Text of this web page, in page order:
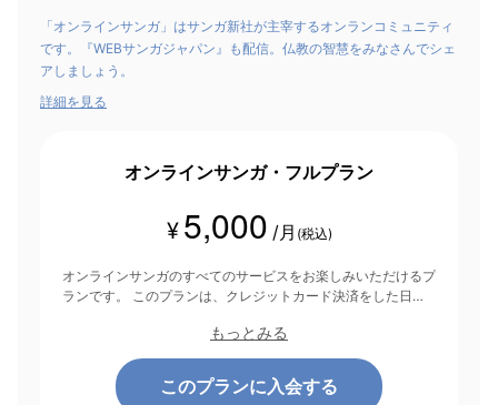
「オンラインサンガ」はサンガ新社が主宰するオンランコミュニティ
です。『WEBサンガジャパン』も配信。仏教の智慧をみなさんでシェ
アしましょう。
詳細を見る
オンラインサンガ・フルプラン
¥ 5,000 /月 (税込)
オンラインサンガのすべてのサービスをお楽しみいただけるプ
ランです。 このプランは、クレジットカード決済をした日を
もっとみる
このプランに入会する